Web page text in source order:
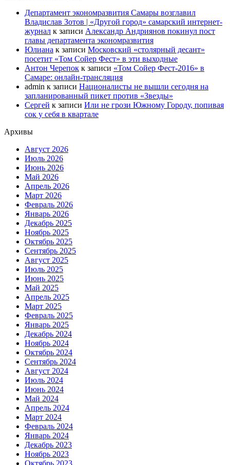
Департамент экономразвития Самары возглавил
Владислав Зотов | «Другой город» самарский интернет-
журнал к записи Александр Андриянов покинул пост
главы департамента экономразвития
Юлиана к записи Московский «столярный десант»
посетит «Том Сойер Фест» в эти выходные
Антон Черепок к записи «Том Сойер Фест-2016» в
Самаре: онлайн-трансляция
admin к записи Националисты не вышли сегодня на
запланированный пикет против «Звезды»
Сергей к записи Или не грози Южному Городу, попивая
сок у себя в квартале
Архивы
Август 2026
Июль 2026
Июнь 2026
Май 2026
Апрель 2026
Март 2026
Февраль 2026
Январь 2026
Декабрь 2025
Ноябрь 2025
Октябрь 2025
Сентябрь 2025
Август 2025
Июль 2025
Июнь 2025
Май 2025
Апрель 2025
Март 2025
Февраль 2025
Январь 2025
Декабрь 2024
Ноябрь 2024
Октябрь 2024
Сентябрь 2024
Август 2024
Июль 2024
Июнь 2024
Май 2024
Апрель 2024
Март 2024
Февраль 2024
Январь 2024
Декабрь 2023
Ноябрь 2023
Октябрь 2023